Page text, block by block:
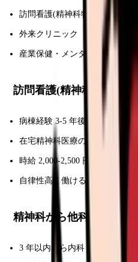
訪問看護(精神科特化)
外来クリニック
産業保健・メンタルヘルス
訪問看護(精神科)への移行
病棟経験 3-5 年後の転身多
在宅精神科医療の需要急増
時給 2,000-2,500 円
自律性高く働ける
精神科から他科への転職
3 年以内なら内科・療養系可能